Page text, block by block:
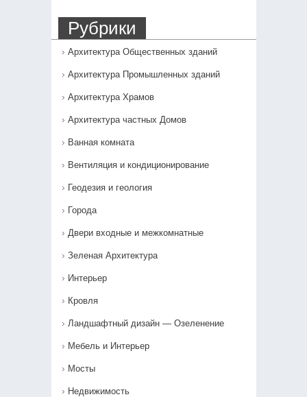
Рубрики
Архитектура Общественных зданий
Архитектура Промышленных зданий
Архитектура Храмов
Архитектура частных Домов
Ванная комната
Вентиляция и кондиционирование
Геодезия и геология
Города
Двери входные и межкомнатные
Зеленая Архитектура
Интерьер
Кровля
Ландшафтный дизайн — Озеленение‎
Мебель и Интерьер
Мосты
Недвижимость